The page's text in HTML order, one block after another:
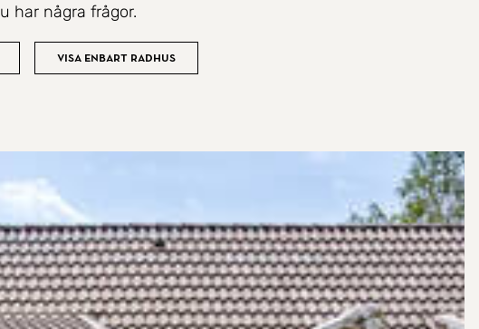
har några frågor.
Visa enbart radhus